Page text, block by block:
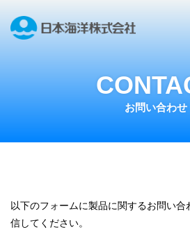
お問い合わせ
以下のフォームに製品に関するお問い
信してください。